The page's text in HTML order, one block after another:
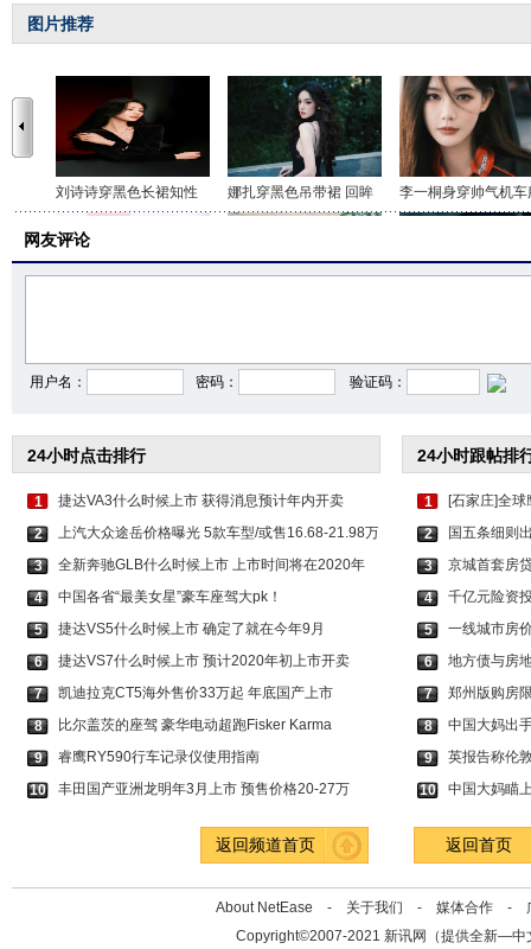
图片推荐
刘诗诗穿黑色长裙知性 娜扎穿黑色吊带裙 回眸 李一桐身穿帅气机车
网友评论
用户名： 密码： 验证码：
24小时点击排行
1
捷达VA3什么时候上市 获得消息预计年内开卖
2
上汽大众途岳价格曝光 5款车型/或售16.68-21.98万
3
全新奔驰GLB什么时候上市 上市时间将在2020年
4
中国各省“最美女星”豪车座驾大pk！
5
捷达VS5什么时候上市 确定了就在今年9月
6
捷达VS7什么时候上市 预计2020年初上市开卖
7
凯迪拉克CT5海外售价33万起 年底国产上市
8
比尔盖茨的座驾 豪华电动超跑Fisker Karma
9
睿鹰RY590行车记录仪使用指南
10
丰田国产亚洲龙明年3月上市 预售价格20-27万
24小时跟帖排
1
[石家庄]全
2
国五条细则
3
京城首套房
4
千亿元险资
5
一线城市房
6
地方债与房
7
郑州版购房
8
中国大妈出
9
英报告称伦
10
中国大妈瞄
返回频道首页 返回首页
About NetEase - 关于我们 - 媒体合作 -
Copyright©2007-2021 新讯网（提供全新—中